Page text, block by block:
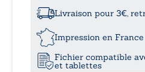
Livraison pour 3€,
Impression en France
Fichier compatible
et tablettes